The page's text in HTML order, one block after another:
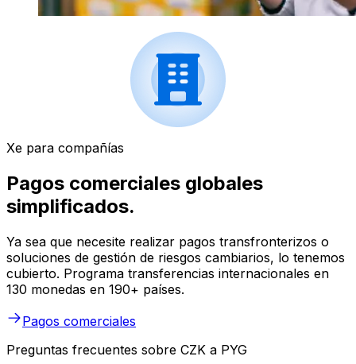
Xe para compañías
Pagos comerciales globales
simplificados.
Ya sea que necesite realizar pagos transfronterizos o
soluciones de gestión de riesgos cambiarios, lo tenemos
cubierto. Programa transferencias internacionales en
130 monedas en 190+ países.
Pagos comerciales
Preguntas frecuentes sobre CZK a PYG